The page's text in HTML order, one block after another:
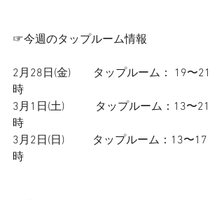
☞今週のタップルーム情報
2月28日(金)        タップルーム： 19〜21
時
3月1日(土)           タップルーム：13〜21
時
3月2日(日)          タップルーム：13〜17
時